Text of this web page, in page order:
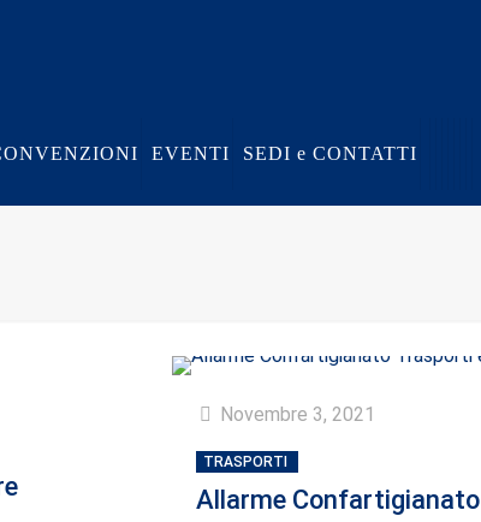
EVENTI SEDI e CONTATTI
Novembre 3, 2021
TRASPORTI
Allarme Confartigianato